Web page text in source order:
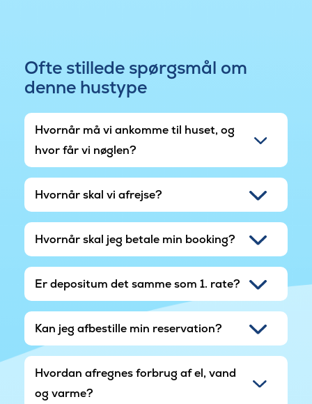
Ofte stillede spørgsmål om
denne hustype
Hvornår må vi ankomme til huset, og
hvor får vi nøglen?
Hvornår skal vi afrejse?
Hvornår skal jeg betale min booking?
Er depositum det samme som 1. rate?
Kan jeg afbestille min reservation?
Hvordan afregnes forbrug af el, vand
og varme?